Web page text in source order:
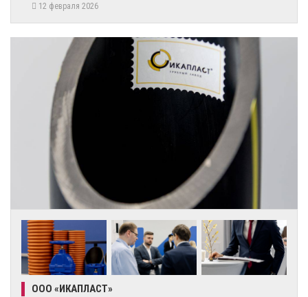
12 февраля 2026
ООО «ИКАПЛАСТ»